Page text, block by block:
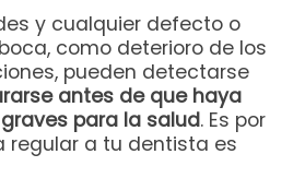
y cualquier defecto o
como deterioro de los
pueden detectarse
antes de que haya
para la salud. Es por
regular a tu dentista es